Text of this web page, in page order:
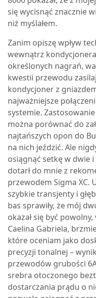
się wycisnąć znacznie
niż myślałem.
Zanim opiszę wpływ
wewnątrz kondycjonera
określonych nagrań,
kwestii przewodu
kondycjoner z
najważniejsze
systemie.
można porównać do
najtańszych opon do
na nich jeździć. Ale
osiągnąć setkę w dwie i
dotarł do mnie z
przewodem Sigma XC.
szybkie transjenty i
bas sprawiły, że mój
okazał się być
Caelina Gabriela,
które oceniam jako
precyzji tonalnej –
przewodów grubości
srebra otoczonego
dostarczania prądu o